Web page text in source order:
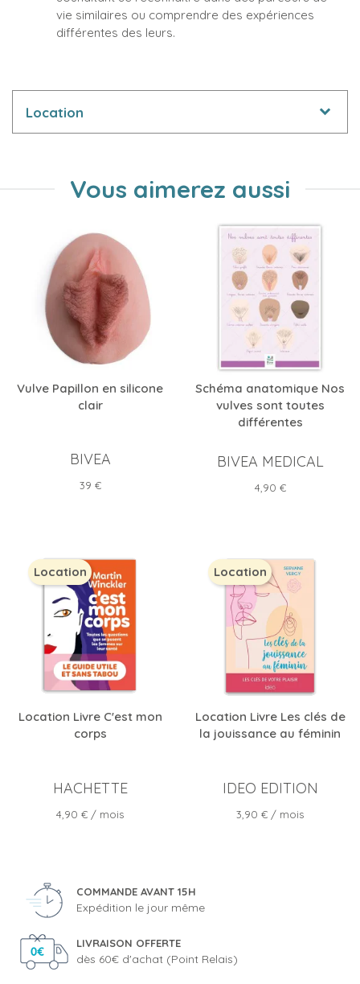
vie similaires ou comprendre des expériences
différentes des leurs.
Location
Vous aimerez aussi
Vulve Papillon en silicone
clair
BIVEA
Prix
39 €
Schéma anatomique Nos
vulves sont toutes
différentes
BIVEA MEDICAL
Prix
4,90 €
Location Livre C'est mon
corps
HACHETTE
Prix
4,90 € / mois
Location
Location Livre Les clés de
la jouissance au féminin
IDEO EDITION
Prix
3,90 € / mois
Location
COMMANDE AVANT 15H
Expédition le jour même
LIVRAISON OFFERTE
dès 60€ d'achat (Point Relais)